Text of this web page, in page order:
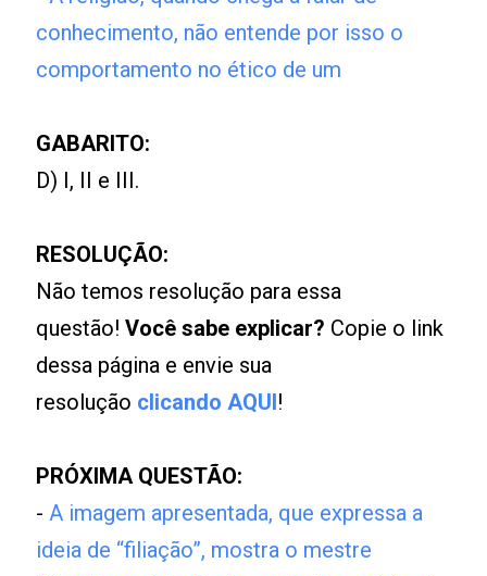
conhecimento, não entende por isso o
comportamento no ético de um
GABARITO:
D) I, II e III.
RESOLUÇÃO:
Não temos resolução para essa
questão!Você sabe explicar? Copie o link
dessa página e envie sua
resolução clicando AQUI!
PRÓXIMA QUESTÃO:
-A imagem apresentada, que expressa a
ideia de “filiação”, mostra o mestre